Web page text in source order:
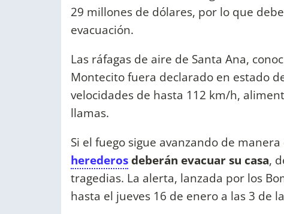
29 millones de dólares, por lo que
evacuación.
Las ráfagas de aire de Santa Ana,
Montecito fuera declarado en estado
velocidades de hasta 112 km/h,
llamas.
Si el fuego sigue avanzando de
herederosdeberán evacuar su casa,
tragedias. La alerta, lanzada por los
hasta el jueves 16 de enero a las 3 de